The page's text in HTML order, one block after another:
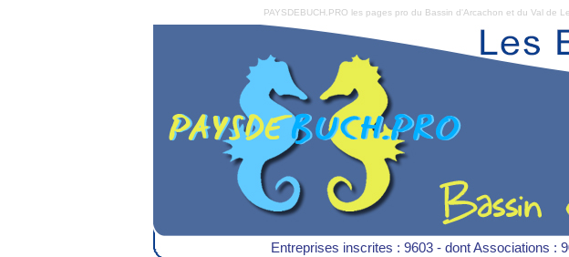
PAYSDEBUCH.PRO les pages pro du Bassin d'Arcachon et du Val de
Entreprises inscrites : 9603 - dont Associations :